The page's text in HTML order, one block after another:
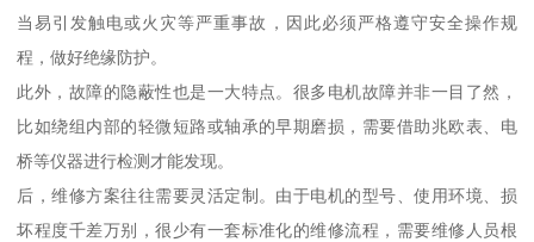
当易引发触电或火灾等严重事故，因此必须严格遵守安全操作规
程，做好绝缘防护。
此外，故障的隐蔽性也是一大特点。很多电机故障并非一目了然，
比如绕组内部的轻微短路或轴承的早期磨损，需要借助兆欧表、电
桥等仪器进行检测才能发现。
后，维修方案往往需要灵活定制。由于电机的型号、使用环境、损
坏程度千差万别，很少有一套标准化的维修流程，需要维修人员根